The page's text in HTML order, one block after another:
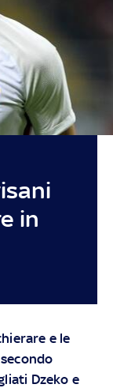
in
e le
Dzeko e